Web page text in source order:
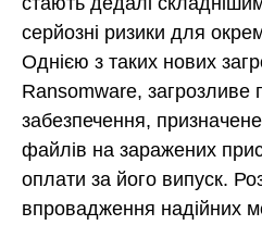
серйозні ризики для
Однією з таких нових
Ransomware, загрозливе
забезпечення,
файлів на заражених
оплати за його випуск.
впровадження надійних